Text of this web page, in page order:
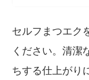
セルフまつエク
ください。清潔
ちする仕上がり